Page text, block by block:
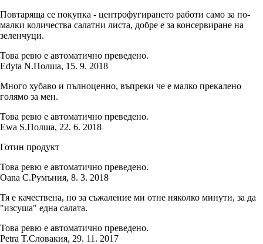
Повтаряща се покупка - центрофугирането работи само за по-
малки количества салатни листа, добре е за консервиране на
зеленчуци.
Това ревю е автоматично преведено.
Edyta N.Полша, 15. 9. 2018
Много хубаво и пълноценно, въпреки че е малко прекалено
голямо за мен.
Това ревю е автоматично преведено.
Ewa S.Полша, 22. 6. 2018
Готин продукт
Това ревю е автоматично преведено.
Oana C.Румъния, 8. 3. 2018
Тя е качествена, но за съжаление ми отне няколко минути, за да
"изсуша" една салата.
Това ревю е автоматично преведено.
Petra T.Словакия, 29. 11. 2017